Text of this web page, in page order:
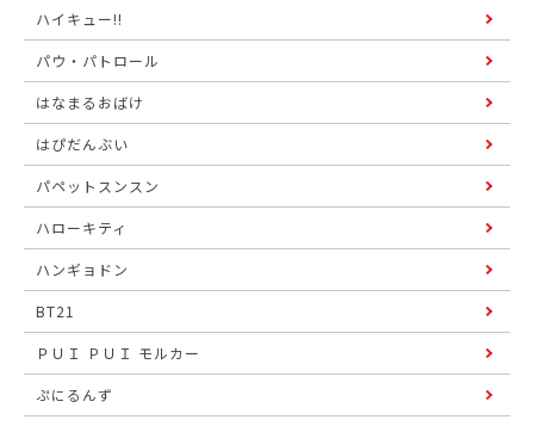
ハイキュー!!
パウ・パトロール
はなまるおばけ
はぴだんぶい
パペットスンスン
ハローキティ
ハンギョドン
BT21
ＰＵＩ ＰＵＩ モルカー
ぷにるんず